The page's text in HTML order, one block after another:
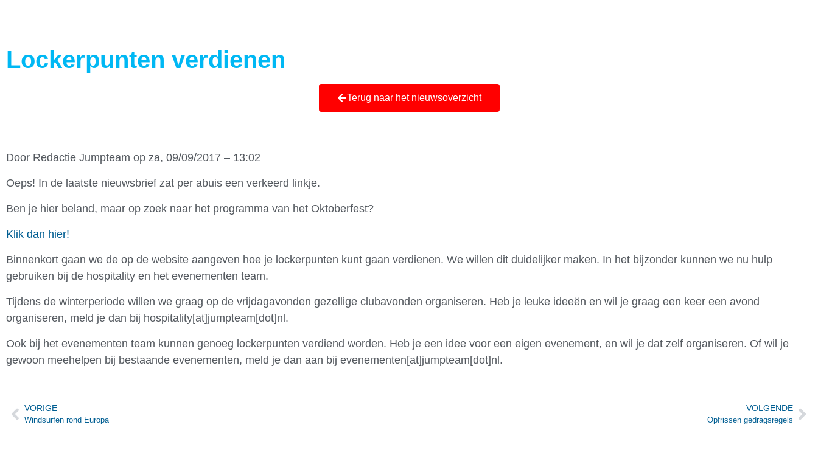
Lockerpunten verdienen
Terug naar het nieuwsoverzicht
Door Redactie Jumpteam op za, 09/09/2017 – 13:02
Oeps! In de laatste nieuwsbrief zat per abuis een verkeerd linkje.
Ben je hier beland, maar op zoek naar het programma van het Oktoberfest?
Klik dan hier!
Binnenkort gaan we de op de website aangeven hoe je lockerpunten kunt gaan verdienen. We willen dit duidelijker maken. In het bijzonder kunnen we nu hulp
gebruiken bij de hospitality en het evenementen team.
Tijdens de winterperiode willen we graag op de vrijdagavonden gezellige clubavonden organiseren. Heb je leuke ideeën en wil je graag een keer een avond
organiseren, meld je dan bij hospitality[at]jumpteam[dot]nl.
Ook bij het evenementen team kunnen genoeg lockerpunten verdiend worden. Heb je een idee voor een eigen evenement, en wil je dat zelf organiseren. Of wil je
gewoon meehelpen bij bestaande evenementen, meld je dan aan bij evenementen[at]jumpteam[dot]nl.
VORIGE
Windsurfen rond Europa
VOLGENDE
Opfrissen gedragsregels